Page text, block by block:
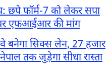
छपे फॉर्म-7 को लेकर सपा
एफआईआर की मांग
बनेगा सिक्स लेन, 27 हजार
तक जुड़ेगा सीधा रास्ता